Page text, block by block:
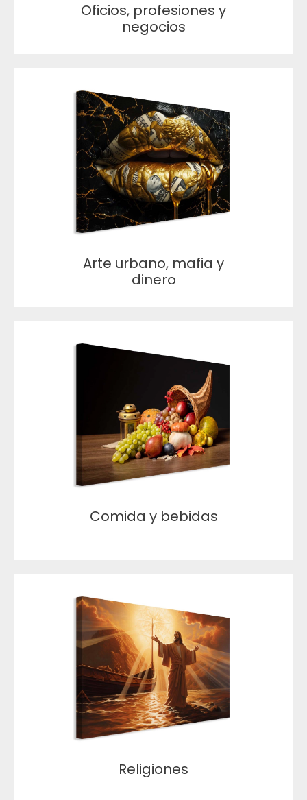
Oficios, profesiones y
negocios
Arte urbano, mafia y
dinero
Comida y bebidas
Religiones